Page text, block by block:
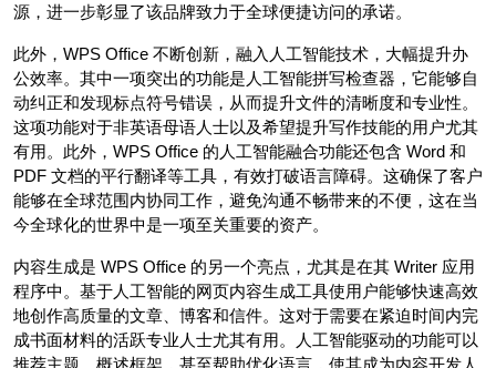
源，进一步彰显了该品牌致力于全球便捷访问的承诺。
此外，WPS Office 不断创新，融入人工智能技术，大幅提升办
公效率。其中一项突出的功能是人工智能拼写检查器，它能够自
动纠正和发现标点符号错误，从而提升文件的清晰度和专业性。
这项功能对于非英语母语人士以及希望提升写作技能的用户尤其
有用。此外，WPS Office 的人工智能融合功能还包含 Word 和
PDF 文档的平行翻译等工具，有效打破语言障碍。这确保了客户
能够在全球范围内协同工作，避免沟通不畅带来的不便，这在当
今全球化的世界中是一项至关重要的资产。
内容生成是 WPS Office 的另一个亮点，尤其是在其 Writer 应用
程序中。基于人工智能的网页内容生成工具使用户能够快速高效
地创作高质量的文章、博客和信件。这对于需要在紧迫时间内完
成书面材料的活跃专业人士尤其有用。人工智能驱动的功能可以
推荐主题、概述框架，甚至帮助优化语言，使其成为内容开发人